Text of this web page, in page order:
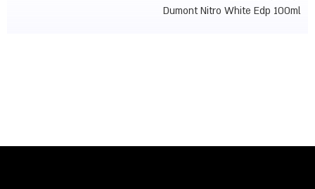
Dumont Nitro White Edp 100ml